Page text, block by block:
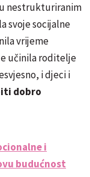
u nestrukturiranim
svoje socijalne
vrijeme
učinila roditelje
i djeci i
dobro
i
budućnost